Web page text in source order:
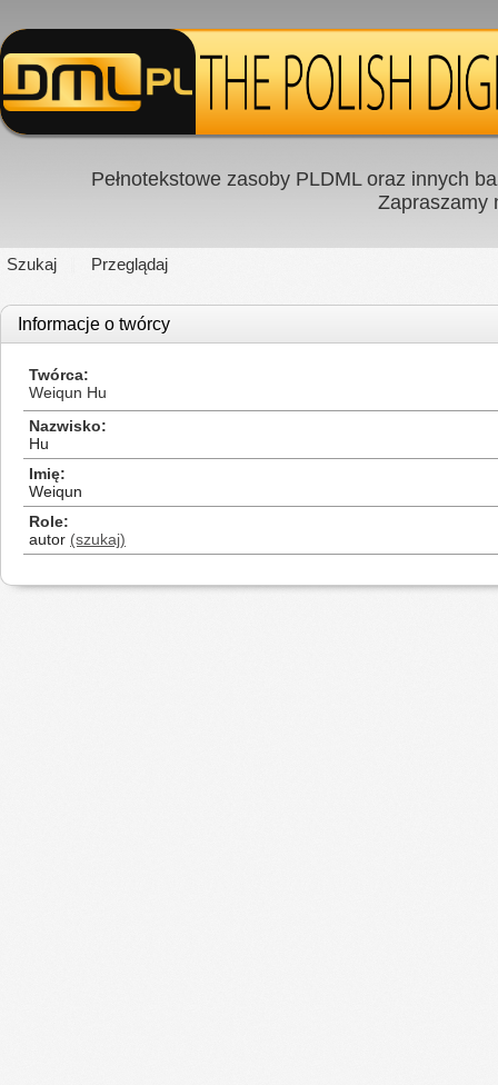
Pełnotekstowe zasoby PLDML oraz innych
Zapraszamy
Szukaj Przeglądaj
Informacje o twórcy
Twórca
Weiqun Hu
Nazwisko
Hu
Imię
Weiqun
Role
autor (szukaj)